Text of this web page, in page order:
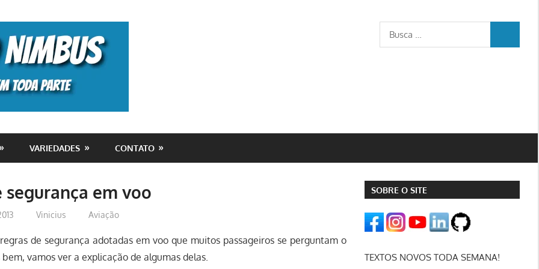
Busca
para:
VARIEDADES CONTATO
segurança em voo
Vinicius Aviação
de segurança adotadas em voo que muitos passageiros se perguntam o
bem, vamos ver a explicação de algumas delas.
SOBRE O SITE
TEXTOS NOVOS TODA SEMANA!